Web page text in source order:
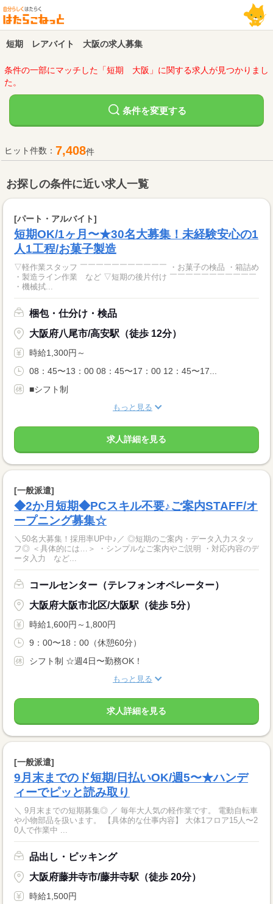
短期 レアバイト 大阪の求人募集
条件の一部にマッチした「短期 大阪」に関する求人が見つかりまし
た。
条件を変更する
ヒット件数： 7,408件
お探しの条件に近い求人一覧
[パート・アルバイト]
短期OK/1ヶ月〜★30名大募集！未経験安心の1
人1工程/お菓子製造
▽軽作業スタッフ ￣￣￣￣￣￣￣￣￣￣￣ ・お菓子の検品 ・箱詰め
・製造ライン作業 など ▽短期の後片付け ￣￣￣￣￣￣￣￣￣￣￣
・機械拭...
梱包・仕分け・検品
大阪府八尾市/高安駅（徒歩 12分）
時給1,300円～
08：45〜13：00 08：45〜17：00 12：45〜17...
■シフト制
もっと見る
求人詳細を見る
[一般派遣]
◆2か月短期◆PCスキル不要♪ご案内STAFF/オ
ープニング募集☆
＼50名大募集！採用率UP中♪／ ◎短期のご案内・データ入力スタッ
フ◎ ＜具体的には…＞ ・シンプルなご案内やご説明 ・対応内容のデ
ータ入力 など...
コールセンター（テレフォンオペレーター）
大阪府大阪市北区/大阪駅（徒歩 5分）
時給1,600円～1,800円
9：00〜18：00（休憩60分）
シフト制 ☆週4日〜勤務OK！
もっと見る
求人詳細を見る
[一般派遣]
9月末までのド短期/日払いOK/週5〜★ハンデ
ィーでピッと読み取り
＼ 9月末までの短期募集◎ ／ 毎年大人気の軽作業です。 電動自転車
や小物部品を扱います。 【具体的な仕事内容】 大体1フロア15人〜2
0人で作業中 ...
品出し・ピッキング
大阪府藤井寺市/藤井寺駅（徒歩 20分）
時給1,500円